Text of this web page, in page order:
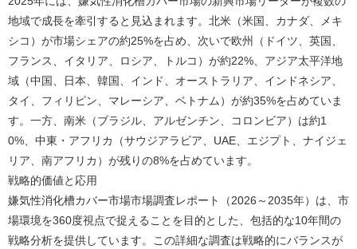
地域で成長を牽引すると見込まれます。北米（米国、カナダ、メキ
シコ）が市場シェアの約25%を占め、次いで欧州（ドイツ、英国、
フランス、イタリア、ロシア、トルコ）が約22%、アジア太平洋地
域（中国、日本、韓国、インド、オーストラリア、インドネシア、
タイ、フィリピン、マレーシア、ベトナム）が約35%を占めていま
す。一方、南米（ブラジル、アルゼンチン、コロンビア）は約1
0%、中東・アフリカ（サウジアラビア、UAE、エジプト、ナイジェ
リア、南アフリカ）が残りの8%を占めています。
戦略的価値と応用
嫌気性消化槽カバー市場市場調査レポート（2026～2035年）は、市
場環境を360度視点で捉えることを目的とした、包括的な10年間の
戦略分析を提供しています。この詳細な調査は戦略的にバランスが